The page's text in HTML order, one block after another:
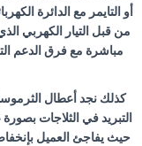
أو التايمر مع الدائرة
من قبل التيار الكهربي
مباشرة مع فرق الدعم
كذلك نجد أعطال
التبريد في الثلاجات
حيث يفاجئ العميل